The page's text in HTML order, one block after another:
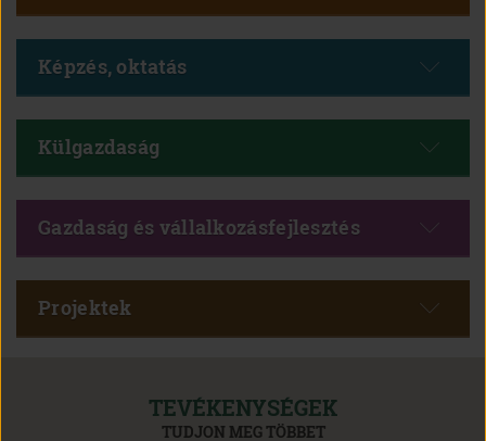
Képzés, oktatás
Külgazdaság
Gazdaság és vállalkozásfejlesztés
Projektek
TEVÉKENYSÉGEK
TUDJON MEG TÖBBET